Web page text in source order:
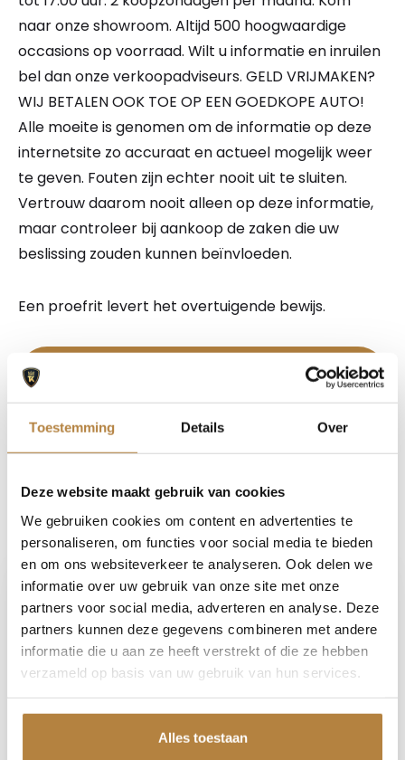
Toestemming Details Over
Deze website maakt gebruik van cookies
We gebruiken cookies om content en advertenties te
personaliseren, om functies voor social media te bieden
en om ons websiteverkeer te analyseren. Ook delen we
informatie over uw gebruik van onze site met onze
partners voor social media, adverteren en analyse. Deze
partners kunnen deze gegevens combineren met andere
informatie die u aan ze heeft verstrekt of die ze hebben
verzameld op basis van uw gebruik van hun services.
Alles toestaan
naar onze showroom. Altijd 500 hoogwaardige
occasions op voorraad. Wilt u informatie en inruilen
bel dan onze verkoopadviseurs. GELD VRIJMAKEN?
WIJ BETALEN OOK TOE OP EEN GOEDKOPE AUTO!
Alle moeite is genomen om de informatie op deze
internetsite zo accuraat en actueel mogelijk weer
te geven. Fouten zijn echter nooit uit te sluiten.
Vertrouw daarom nooit alleen op deze informatie,
maar controleer bij aankoop de zaken die uw
beslissing zouden kunnen beïnvloeden.
Een proefrit levert het overtuigende bewijs.
Auto Keijzers - RDW Erkend
Verkoop adviseur